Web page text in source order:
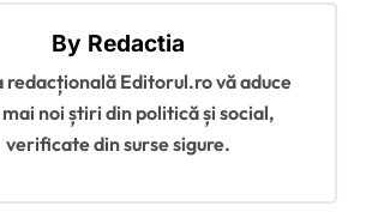
By Redactia
redacțională Editorul.ro vă aduce
noi știri din politică și social,
verificate din surse sigure.